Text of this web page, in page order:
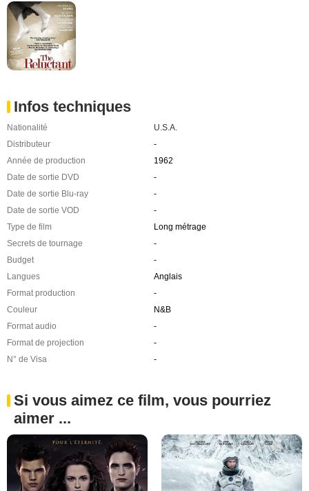
Infos techniques
Nationalité
U.S.A.
Distributeur
-
Année de production
1962
Date de sortie DVD
-
Date de sortie Blu-ray
-
Date de sortie VOD
-
Type de film
Long métrage
Secrets de tournage
-
Budget
-
Langues
Anglais
Format production
-
Couleur
N&B
Format audio
-
Format de projection
-
N° de Visa
-
Si vous aimez ce film, vous pourriez
aimer ...